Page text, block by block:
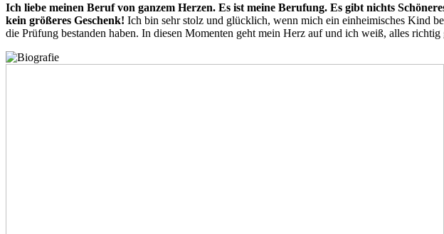
Ich liebe meinen Beruf von ganzem Herzen. Es ist meine Berufung. Es gibt nichts
kein größeres Geschenk! Ich bin sehr stolz und glücklich, wenn mich ein einheimisches Kind
die Prüfung bestanden haben. In diesen Momenten geht mein Herz auf und ich weiß, alles